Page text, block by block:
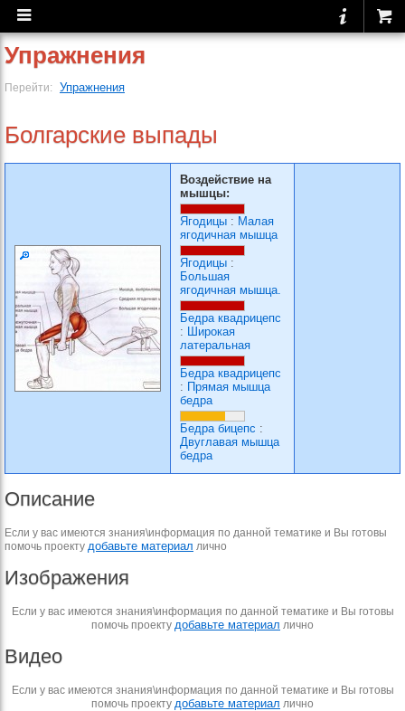
Упражнения
Перейти: Упражнения
Болгарские выпады
Воздействие на
мышцы:
Ягодицы : Малая
ягодичная мышца
Ягодицы :
Большая
ягодичная мышца.
Бедра квадрицепс
: Широкая
латеральная
Бедра квадрицепс
: Прямая мышца
бедра
Бедра бицепс :
Двуглавая мышца
бедра
Описание
Если у вас имеются знания\информация по данной тематике и Вы готовы
помочь проекту добавьте материал лично
Изображения
Если у вас имеются знания\информация по данной тематике и Вы готовы
помочь проекту добавьте материал лично
Видео
Если у вас имеются знания\информация по данной тематике и Вы готовы
помочь проекту добавьте материал лично